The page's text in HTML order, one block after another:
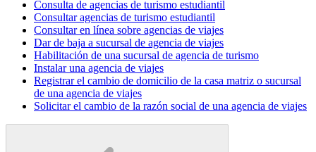
Consulta de agencias de turismo estudiantil
Consultar agencias de turismo estudiantil
Consultar en línea sobre agencias de viajes
Dar de baja a sucursal de agencia de viajes
Habilitación de una sucursal de agencia de turismo
Instalar una agencia de viajes
Registrar el cambio de domicilio de la casa matriz o sucursal
de una agencia de viajes
Solicitar el cambio de la razón social de una agencia de viajes